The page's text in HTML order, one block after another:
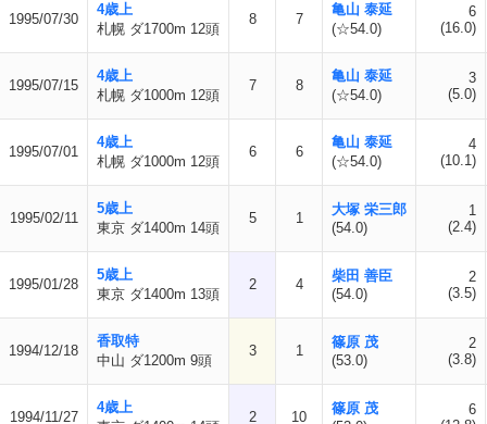
1995/07/30
4歳上
札幌 ダ1700m 12頭
8 7
亀山 泰延
(☆54.0)
6
(16.0)
1995/07/15
4歳上
札幌 ダ1000m 12頭
7 8
亀山 泰延
(☆54.0)
3
(5.0)
1995/07/01
4歳上
札幌 ダ1000m 12頭
6 6
亀山 泰延
(☆54.0)
4
(10.1)
1995/02/11
5歳上
東京 ダ1400m 14頭
5 1
大塚 栄三郎
(54.0)
1
(2.4)
1995/01/28
5歳上
東京 ダ1400m 13頭
2 4
柴田 善臣
(54.0)
2
(3.5)
1994/12/18
香取特
中山 ダ1200m 9頭
3 1
篠原 茂
(53.0)
2
(3.8)
1994/11/27
4歳上
2 10
篠原 茂
6